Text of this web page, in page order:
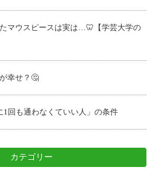
マウスピースは実は…🦷【学芸大学の
幸せ？🤔
1回も通わなくていい人」の条件
カテゴリー